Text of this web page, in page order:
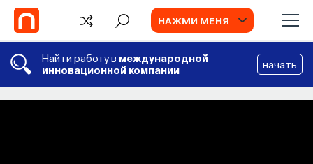
НАЖМИ МЕНЯ
Найти работу в международной
инновационной компании
начать
СОБЫТИЯ